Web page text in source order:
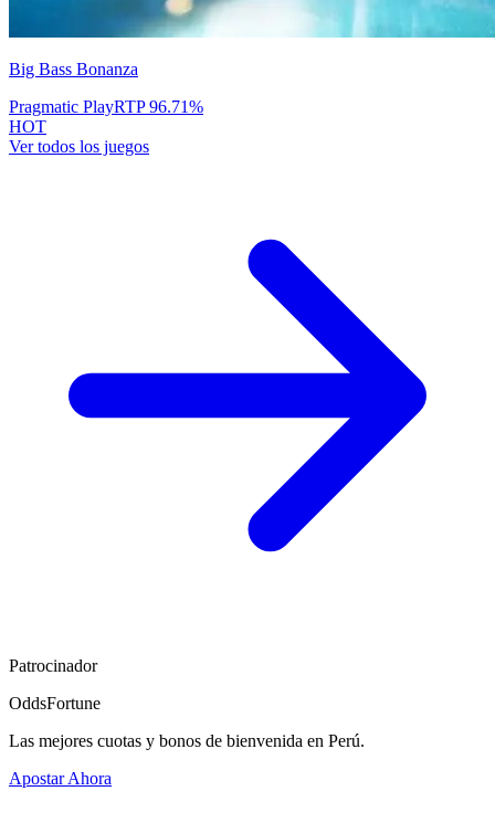
Big Bass Bonanza
Pragmatic PlayRTP96.71%
HOT
Ver todos los juegos
Patrocinador
OddsFortune
Las mejores cuotas y bonos de bienvenida en Perú.
Apostar Ahora